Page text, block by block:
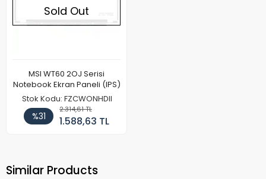
Sold Out
MSI WT60 2OJ Serisi
Notebook Ekran Paneli (IPS)
Stok Kodu: FZCWONHDII
%31
2.314,61 TL
1.588,63 TL
Similar Products